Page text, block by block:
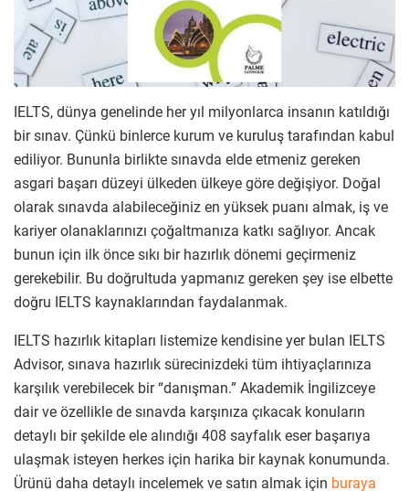
IELTS, dünya genelinde her yıl milyonlarca insanın katıldığı
bir sınav. Çünkü binlerce kurum ve kuruluş tarafından kabul
ediliyor. Bununla birlikte sınavda elde etmeniz gereken
asgari başarı düzeyi ülkeden ülkeye göre değişiyor. Doğal
olarak sınavda alabileceğiniz en yüksek puanı almak, iş ve
kariyer olanaklarınızı çoğaltmanıza katkı sağlıyor. Ancak
bunun için ilk önce sıkı bir hazırlık dönemi geçirmeniz
gerekebilir. Bu doğrultuda yapmanız gereken şey ise elbette
doğru IELTS kaynaklarından faydalanmak.
IELTS hazırlık kitapları listemize kendisine yer bulan IELTS
Advisor, sınava hazırlık sürecinizdeki tüm ihtiyaçlarınıza
karşılık verebilecek bir “danışman.” Akademik İngilizceye
dair ve özellikle de sınavda karşınıza çıkacak konuların
detaylı bir şekilde ele alındığı 408 sayfalık eser başarıya
ulaşmak isteyen herkes için harika bir kaynak konumunda.
Ürünü daha detaylı incelemek ve satın almak için buraya